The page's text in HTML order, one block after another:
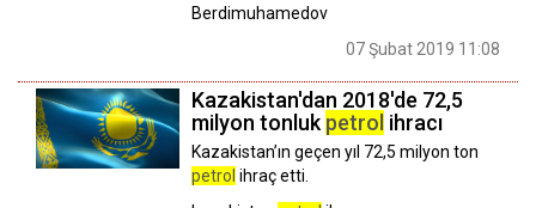
Berdimuhamedov
07 Şubat 2019 11:08
Kazakistan'dan 2018'de 72,5
milyon tonluk petrol ihracı
Kazakistan’ın geçen yıl 72,5 milyon ton
petrol ihraç etti.